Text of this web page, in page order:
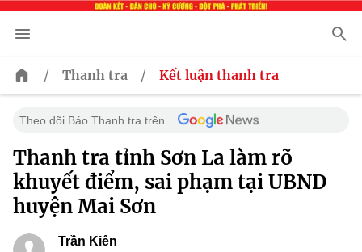
/ Thanh tra / Kết luận thanh tra
Theo dõi Báo Thanh tra trên
Thanh tra tỉnh Sơn La làm rõ
khuyết điểm, sai phạm tại UBND
huyện Mai Sơn
Trần Kiên